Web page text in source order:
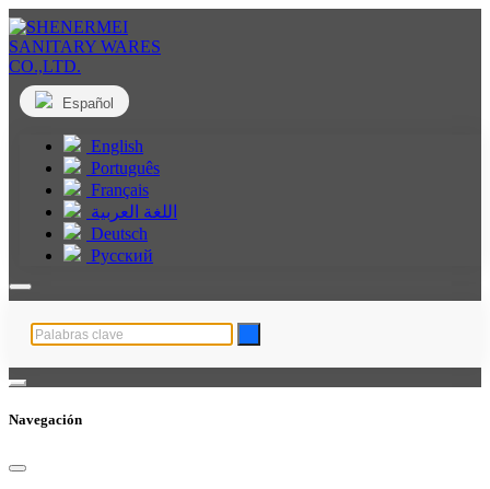
Español
English
Português
Français
اللغة العربية
Deutsch
Русский
Navegación